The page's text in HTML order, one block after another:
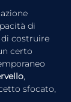
di
di costruire
certo
sfocato,